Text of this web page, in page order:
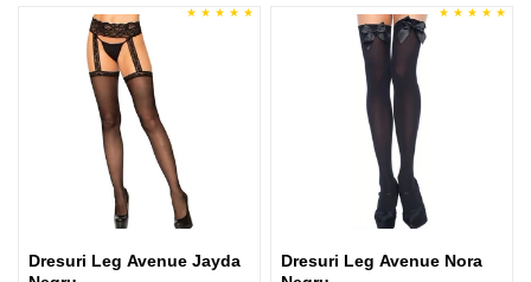
Dresuri Leg Avenue Jayda
Dresuri Leg Avenue Nora